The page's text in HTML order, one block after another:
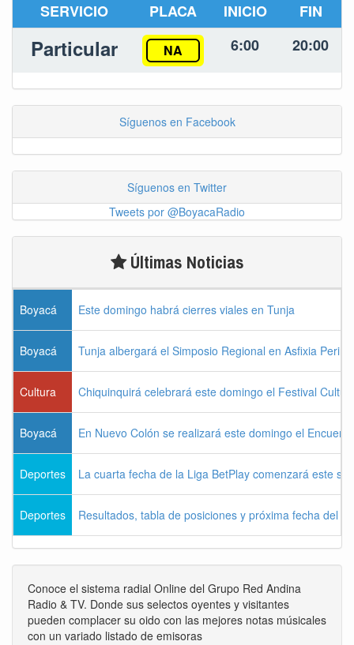
SERVICIO PLACA INICIO FIN
Particular NA 6:00 20:00
Síguenos en Facebook
Síguenos en Twitter
Tweets por @BoyacaRadio
Últimas Noticias
Boyacá Este domingo habrá cierres viales en Tunja
Boyacá Tunja albergará el Simposio Regional en Asfixia
Cultura Chiquinquirá celebrará este domingo el Festival
Boyacá En Nuevo Colón se realizará este domingo el
Deportes La cuarta fecha de la Liga BetPlay comenzará este
Deportes Resultados, tabla de posiciones y próxima fecha del
Conoce el sistema radial Online del Grupo Red Andina
Radio & TV. Donde sus selectos oyentes y visitantes
pueden complacer su oido con las mejores notas músicales
con un variado listado de emisoras